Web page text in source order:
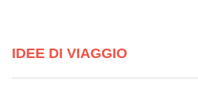
IDEE DI VIAGGIO